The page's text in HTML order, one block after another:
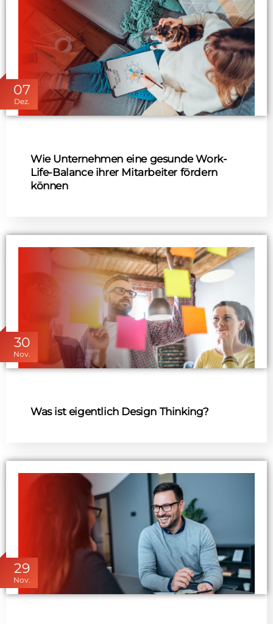
07
Dez.
Wie Unternehmen eine gesunde Work-
Life-Balance ihrer Mitarbeiter fördern
können
30
Nov.
Was ist eigentlich Design Thinking?
29
Nov.